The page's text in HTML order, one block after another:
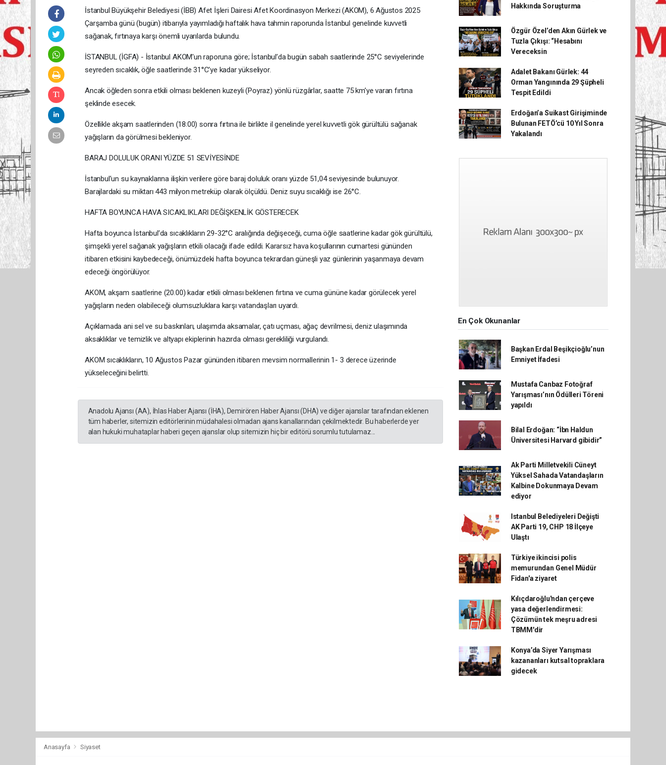
İstanbul Büyükşehir Belediyesi (İBB) Afet İşleri Dairesi Afet Koordinasyon Merkezi (AKOM), 6 Ağustos 2025
Çarşamba günü (bugün) itibarıyla yayımladığı haftalık hava tahmin raporunda İstanbul genelinde kuvvetli
sağanak, fırtınaya karşı önemli uyarılarda bulundu.
İSTANBUL (İGFA) - İstanbul AKOM'un raporuna göre; İstanbul’da bugün sabah saatlerinde 25°C seviyelerinde
seyreden sıcaklık, öğle saatlerinde 31°C’ye kadar yükseliyor.
Ancak öğleden sonra etkili olması beklenen kuzeyli (Poyraz) yönlü rüzgârlar, saatte 75 km’ye varan fırtına
şeklinde esecek.
Özellikle akşam saatlerinden (18:00) sonra fırtına ile birlikte il genelinde yerel kuvvetli gök gürültülü sağanak
yağışların da görülmesi bekleniyor.
BARAJ DOLULUK ORANI YÜZDE 51 SEVİYESİNDE
İstanbul’un su kaynaklarına ilişkin verilere göre baraj doluluk oranı yüzde 51,04 seviyesinde bulunuyor.
Barajlardaki su miktarı 443 milyon metreküp olarak ölçüldü. Deniz suyu sıcaklığı ise 26°C.
HAFTA BOYUNCA HAVA SICAKLIKLARI DEĞİŞKENLİK GÖSTERECEK
Hafta boyunca İstanbul’da sıcaklıkların 29-32°C aralığında değişeceği, cuma öğle saatlerine kadar gök gürültülü,
şimşekli yerel sağanak yağışların etkili olacağı ifade edildi. Kararsız hava koşullarının cumartesi gününden
itibaren etkisini kaybedeceği, önümüzdeki hafta boyunca tekrardan güneşli yaz günlerinin yaşanmaya devam
edeceği öngörülüyor.
AKOM, akşam saatlerine (20.00) kadar etkili olması beklenen fırtına ve cuma gününe kadar görülecek yerel
yağışların neden olabileceği olumsuzluklara karşı vatandaşları uyardı.
Açıklamada ani sel ve su baskınları, ulaşımda aksamalar, çatı uçması, ağaç devrilmesi, deniz ulaşımında
aksaklıklar ve temizlik ve altyapı ekiplerinin hazırda olması gerekliliği vurgulandı.
AKOM sıcaklıkların, 10 Ağustos Pazar gününden itibaren mevsim normallerinin 1- 3 derece üzerinde
yükseleceğini belirtti.
Anadolu Ajansı (AA), İhlas Haber Ajansı (İHA), Demirören Haber Ajansı (DHA) ve diğer ajanslar tarafından eklenen
tüm haberler, sitemizin editörlerinin müdahalesi olmadan ajans kanallarından çekilmektedir. Bu haberlerde yer
alan hukuki muhataplar haberi geçen ajanslar olup sitemizin hiç bir editörü sorumlu tutulamaz...
Hakkında Soruşturma
Özgür Özel’den Akın Gürlek ve
Tuzla Çıkışı: “Hesabını
Vereceksin
Adalet Bakanı Gürlek: 44
Orman Yangınında 29 Şüpheli
Tespit Edildi
Erdoğan’a Suikast Girişiminde
Bulunan FETÖ’cü 10 Yıl Sonra
Yakalandı
En Çok Okunanlar
Başkan Erdal Beşikçioğlu’nun
Emniyet İfadesi
Mustafa Canbaz Fotoğraf
Yarışması’nın Ödülleri Töreni
yapıldı
Bilal Erdoğan: “İbn Haldun
Üniversitesi Harvard gibidir”
Ak Parti Milletvekili Cüneyt
Yüksel Sahada Vatandaşların
Kalbine Dokunmaya Devam
ediyor
Istanbul Belediyeleri Değişti
AK Parti 19, CHP 18 İlçeye
Ulaştı
Türkiye ikincisi polis
memurundan Genel Müdür
Fidan'a ziyaret
Kılıçdaroğlu'ndan çerçeve
yasa değerlendirmesi:
Çözümün tek meşru adresi
TBMM'dir
Konya’da Siyer Yarışması
kazananları kutsal topraklara
gidecek
Anasayfa Siyaset